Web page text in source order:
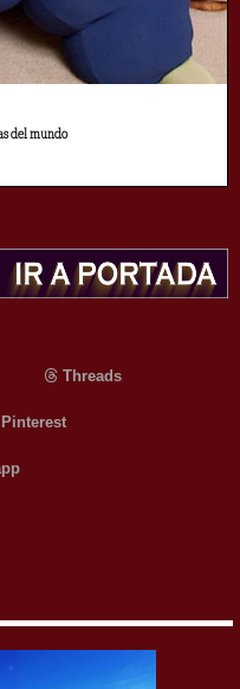
del mundo
Threads
Pinterest